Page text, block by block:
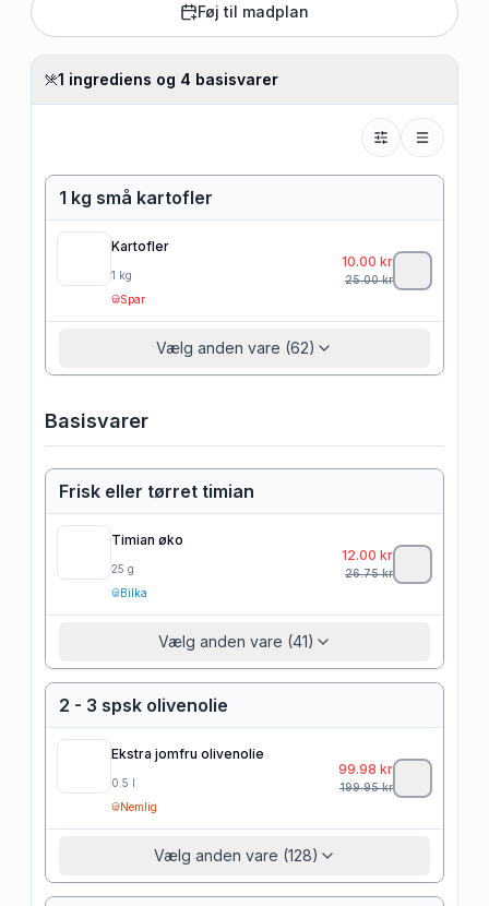
Føj til madplan
1 ingrediens og 4 basisvarer
1 kg små kartofler
Kartofler
1 kg
Spar
10.00 kr
25.00kr
Vælg anden vare (62)
Basisvarer
Frisk eller tørret timian
Timian øko
25 g
Bilka
12.00 kr
26.75kr
Vælg anden vare (41)
2 - 3 spsk olivenolie
Ekstra jomfru olivenolie
0.5 l
Nemlig
99.98 kr
199.95kr
Vælg anden vare (128)